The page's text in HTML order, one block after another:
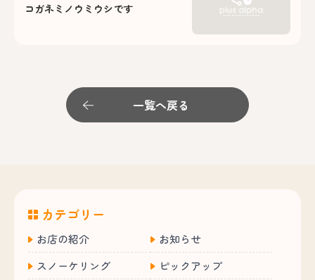
コガネミノウミウシです
一覧へ戻る
カテゴリー
お店の紹介
お知らせ
スノーケリング
ピックアップ